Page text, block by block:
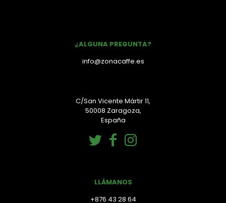
¿ALGUNA PREGUNTA?
info@zonacaffe.es
C/San Vicente Mártir 11,
50008 Zaragoza,
España
LLÁMANOS
+876 43 28 64